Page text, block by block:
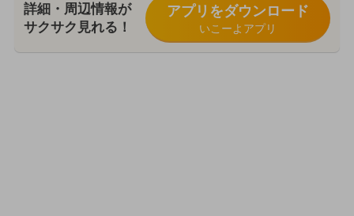
詳細・周辺情報が
サクサク見れる！
アプリをダウンロード
いこーよアプリ